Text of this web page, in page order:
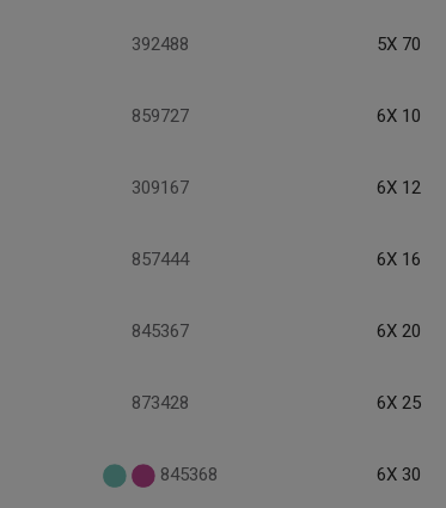
392488 5X 70
859727 6X 10
309167 6X 12
857444 6X 16
845367 6X 20
873428 6X 25
845368 6X 30